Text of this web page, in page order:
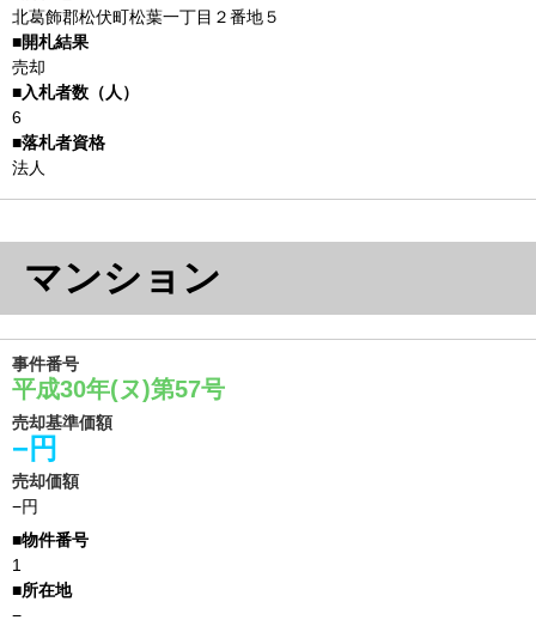
北葛飾郡松伏町松葉一丁目２番地５
売却
6
法人
マンション
事件番号
平成30年(ヌ)第57号
売却基準価額
−円
売却価額
−円
1
−